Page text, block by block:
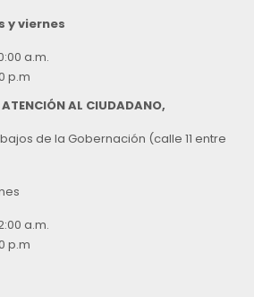
y viernes
a.m.
p.m
AL CIUDADANO,
de la Gobernación (calle 11 entre
a.m.
p.m